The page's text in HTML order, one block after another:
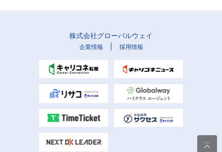
株式会社グローバルウェイ
企業情報 採用情報
